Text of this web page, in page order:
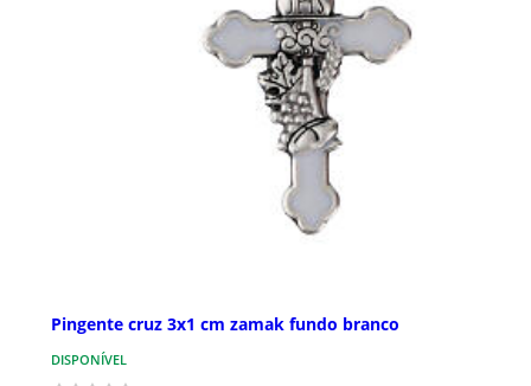
Pingente cruz 3x1 cm zamak fundo branco
DISPONÍVEL